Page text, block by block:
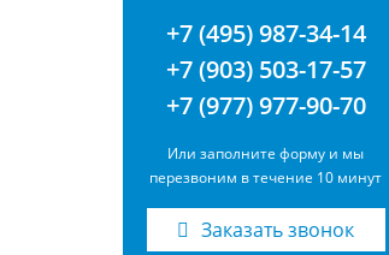
+7 (495) 987-34-14
+7 (903) 503-17-57
+7 (977) 977-90-70
Или заполните форму и мы
перезвоним в течение 10 минут
Заказать звонок